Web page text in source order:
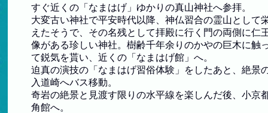
すぐ近くの「なまはげ」ゆかりの真山神社へ参拝。
大変古い神社で平安時代以降、神仏習合の霊山として
えたそうで、その名残として拝殿に行く門の両側に仁
像がある珍しい神社。樹齢千年余りのかやの巨木に触
て鋭気を貰い、近くの「なまはげ館」へ。
迫真の演技の「なまはげ習俗体験」をしたあと、絶景
入道崎へバス移動。
奇岩の絶景と見渡す限りの水平線を楽しんだ後、小京
角館へ。